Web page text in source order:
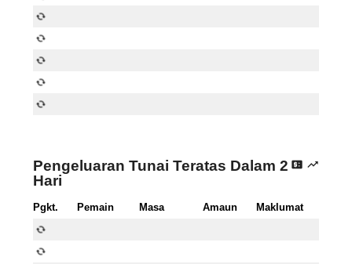
autorenew
autorenew
autorenew
autorenew
autorenew
Pengeluaran Tunai Teratas Dalam 2
Hari
price_change trending_up
Pgkt. Pemain Masa Amaun Maklumat
autorenew
autorenew